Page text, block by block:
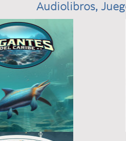
Audiolibros,